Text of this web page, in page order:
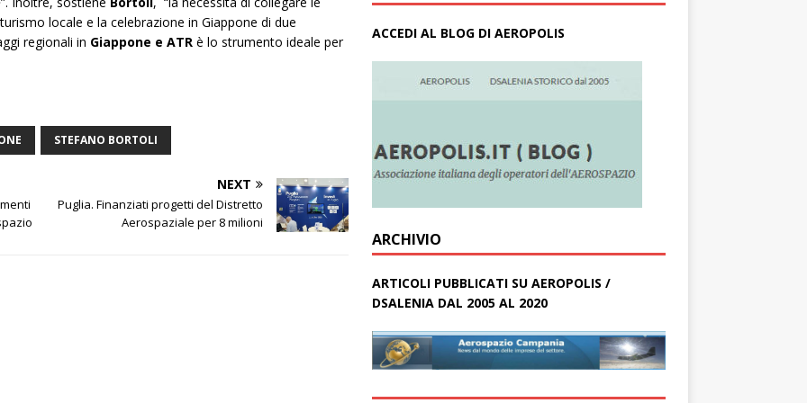
locale e la celebrazione in Giappone di due
regionali in Giappone e ATR è lo strumento ideale per
STEFANO BORTOLI
NEXT
Puglia. Finanziati progetti del Distretto
Aerospaziale per 8 milioni
ACCEDI AL BLOG DI AEROPOLIS
ARCHIVIO
ARTICOLI PUBBLICATI SU AEROPOLIS /
DSALENIA DAL 2005 AL 2020